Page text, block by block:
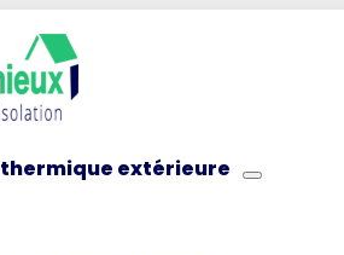
extérieure